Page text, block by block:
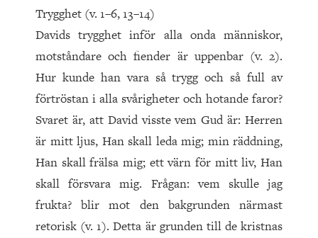
Trygghet (v. 1–6, 13–14)
Davids trygghet inför alla onda människor,
motståndare och fiender är uppenbar (v. 2).
Hur kunde han vara så trygg och så full av
förtröstan i alla svårigheter och hotande faror?
Svaret är, att David visste vem Gud är: Herren
är mitt ljus, Han skall leda mig; min räddning,
Han skall frälsa mig; ett värn för mitt liv, Han
skall försvara mig. Frågan: vem skulle jag
frukta? blir mot den bakgrunden närmast
retorisk (v. 1). Detta är grunden till de kristnas